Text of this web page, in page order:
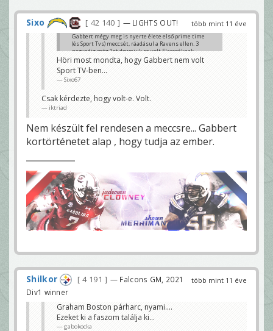
több mint 11 éve
Sixo 42 140 — LIGHTS OUT!
Gabbert mégy meg is nyerte élete első prime time
(és Sport Tvs) meccsét, ráadásul a Ravens ellen. 3
negyedig még 1st downjuk se volt Flaccoéknak,
ellenben volt 4 & 43 szitu is. 😀😀
Höri most mondta, hogy Gabbert nem volt
Sport TV-ben...
Sixo67
Csak kérdezte, hogy volt-e. Volt.
iktriad
Nem készült fel rendesen a meccsre... Gabbert
kortörténetet alap , hogy tudja az ember.
több mint 11 éve
Shilkor 4 191
— Falcons GM, 2021
Div1 winner
Graham Boston párharc, nyami....
Ezeket ki a faszom találja ki...
gabokocka